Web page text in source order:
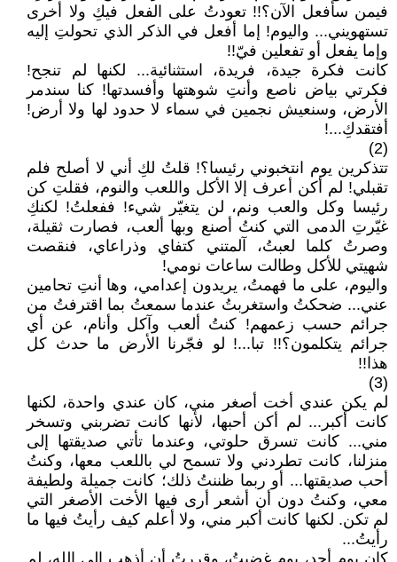
فيمن سأفعل الآن؟!! تعودتُ على الفعل فيكِ ولا أخرى
تستهويني... واليوم! إما أفعل في الذكر الذي تحولتِ إليه
وإما يفعل أو تفعلين فيّ!!
كانت فكرة جيدة، فريدة، استثنائية... لكنها لم تنجح!
فكرتي بياض ناصع وأنتِ شوهتها وأفسدتها! كنا سندمر
الأرض، وسنعيش نجمين في سماء لا حدود لها ولا أرض!
أفتقدكِ...!
(2)
تتذكرين يوم انتخبوني رئيسا؟! قلتُ لكِ أني لا أصلح فلم
تقبلي! لم أكن أعرف إلا الأكل واللعب والنوم، فقلتِ كن
رئيسا وكل والعب ونم، لن يتغيّر شيء! ففعلتُ! لكنكِ
غيّرتِ الدمى التي كنتُ أصنع وبها ألعب، فصارت ثقيلة،
وصرتُ كلما لعبتُ، آلمتني كتفاي وذراعاي، فنقصت
شهيتي للأكل وطالت ساعات نومي!
واليوم، على ما فهمتُ، يريدون إعدامي، وها أنتِ تحامين
عني... ضحكتُ واستغربتُ عندما سمعتُ بما اقترفتُ من
جرائم حسب زعمهم! كنتُ ألعب وآكل وأنام، عن أي
جرائم يتكلمون؟!! تبا...! لو فجّرنا الأرض ما حدث كل
هذا!!
(3)
لم يكن عندي أخت أصغر مني، كان عندي واحدة، لكنها
كانت أكبر... لم أكن أحبها، لأنها كانت تضربني وتسخر
مني... كانت تسرق حلوتي، وعندما تأتي صديقتها إلى
منزلنا، كانت تطردني ولا تسمح لي باللعب معها، وكنتُ
أحب صديقتها... أو ربما ظننتُ ذلك؛ كانت جميلة ولطيفة
معي، وكنتُ دون أن أشعر أرى فيها الأخت الأصغر التي
لم تكن. لكنها كانت أكبر مني، ولا أعلم كيف رأيتُ فيها ما
رأيتُ...